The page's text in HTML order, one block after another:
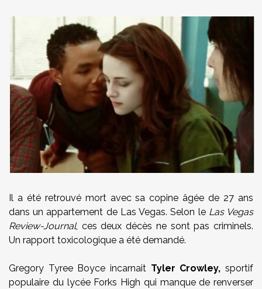
Il a été retrouvé mort avec sa copine âgée de 27 ans
dans un appartement de Las Vegas. Selon le Las Vegas
Review-Journal, ces deux décès ne sont pas criminels.
Un rapport toxicologique a été demandé.
Gregory Tyree Boyce incarnait Tyler Crowley, sportif
populaire du lycée Forks High qui manque de renverser